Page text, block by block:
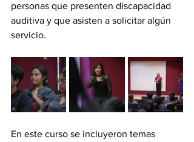
personas que presenten discapacidad
auditiva y que asisten a solicitar algún
servicio.
En este curso se incluyeron temas